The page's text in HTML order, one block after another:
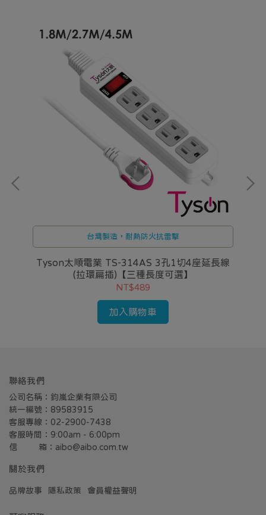
台灣製造，耐熱防火抗雷擊
Tyson太順電業 TS-314AS 3孔1切4座延長線
(拉環扁插)【三種長度可選】
NT$489
加入購物車
聯絡我們
公司名稱：鈞嵐企業有限公司
統一編號：89583915
客服專線：02-2900-7438
客服時間：9:00am - 6:00pm
信         箱：aibo@aibo.com.tw
關於我們
品牌故事 隱私政策 會員權益聲明